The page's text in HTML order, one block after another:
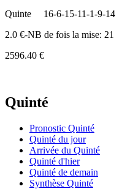
Quinte
16-6-15-11-1-9-14
2.0 €-NB de fois la mise: 21
2596.40 €
Quinté
Pronostic Quinté
Quinté du jour
Arrivée du Quinté
Quinté d'hier
Quinté de demain
Synthèse Quinté